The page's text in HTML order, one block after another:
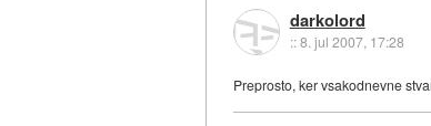
darkolord
::8. jul 2007, 17:28
Preprosto, ker vsakodnevne